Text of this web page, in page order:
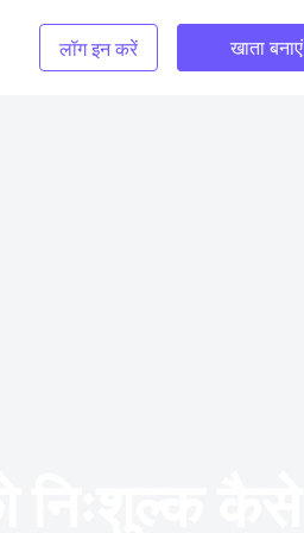
लॉग इन करें खाता बनाएं